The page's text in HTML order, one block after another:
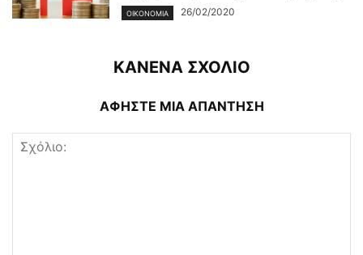
ΟΙΚΟΝΟΜΊΑ 26/02/2020
ΚΑΝΕΝΑ ΣΧΟΛΙΟ
ΑΦΗΣΤΕ ΜΙΑ ΑΠΑΝΤΗΣΗ